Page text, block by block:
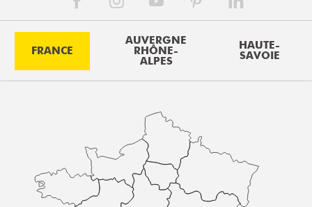
FRANCE
AUVERGNE
RHÔNE-
ALPES
HAUTE-
SAVOIE